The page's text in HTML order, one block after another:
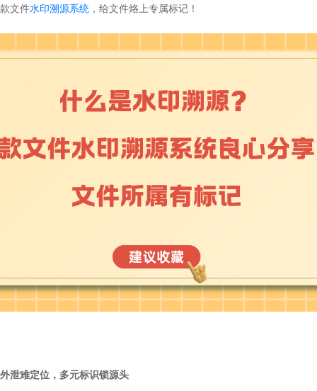
文件水印溯源系统 ，给文件烙上专属标记！
泄难定位，多元标识锁源头